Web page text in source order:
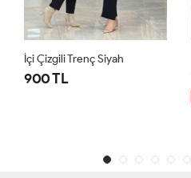
İçi Çizgili Trenç Siyah
900 TL